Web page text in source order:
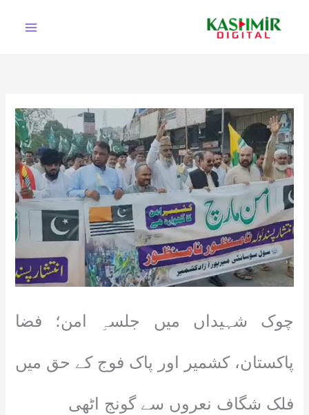
چوک شہیداں میں جلسہِ امن؛ فضا
پاکستان، کشمیر اور پاک فوج کے حق میں
فلک شگاف نعروں سے گونج اٹھی